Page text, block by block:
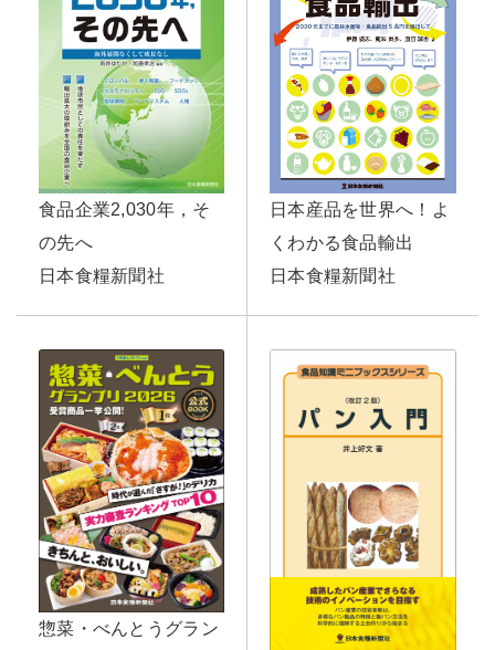
食品企業2,030年，そ
の先へ
日本食糧新聞社
日本産品を世界へ！よ
くわかる食品輸出
日本食糧新聞社
惣菜・べんとうグラン